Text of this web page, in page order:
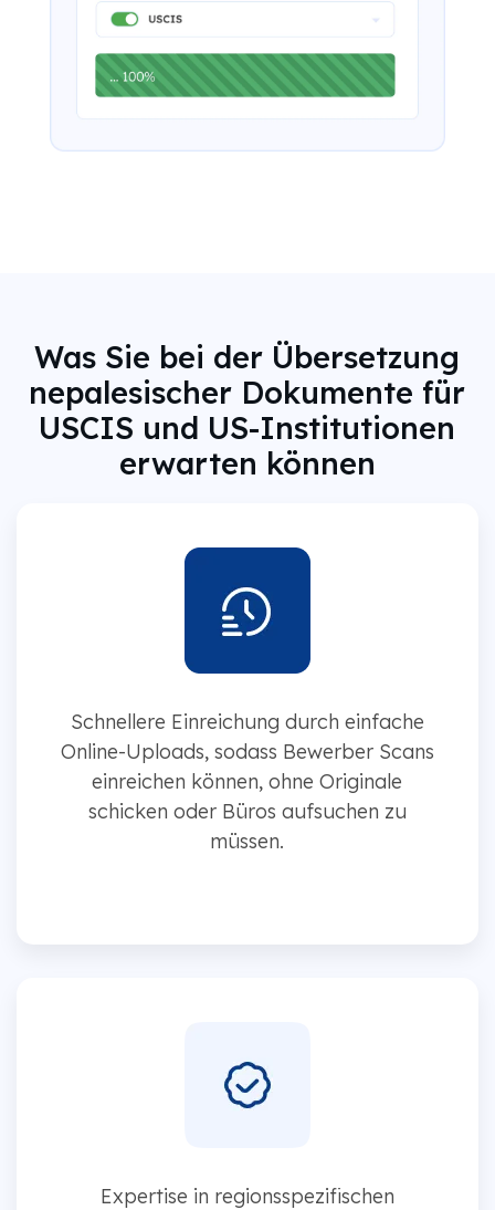
Was Sie bei der Übersetzung
nepalesischer Dokumente für
USCIS und US-Institutionen
erwarten können
Schnellere Einreichung durch einfache
Online-Uploads, sodass Bewerber Scans
einreichen können, ohne Originale
schicken oder Büros aufsuchen zu
müssen.
Expertise in regionsspezifischen